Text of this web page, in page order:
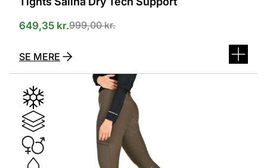
999,00kr.
649,35 kr.
SE MERE
vare
har
flere
varianter.
Mulighederne
kan
vælges